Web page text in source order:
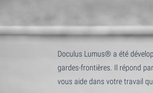
Doculus Lumus® a été
gardes-frontières. Il répond
vous aide dans votre travail